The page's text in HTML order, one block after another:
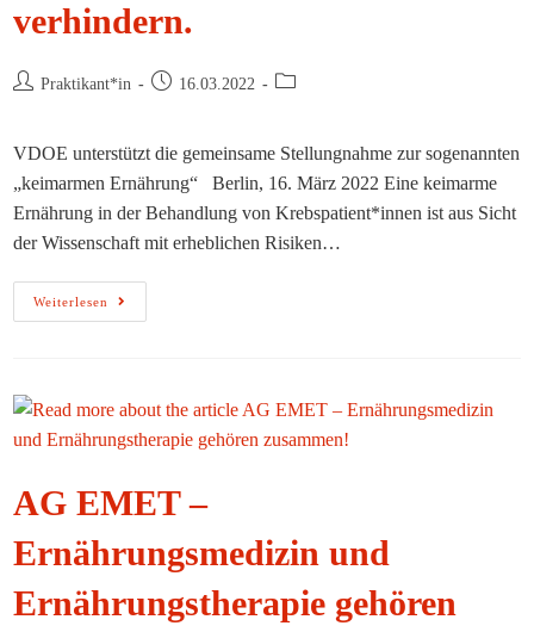
verhindern.
Beitrags-Praktikant*in
Beitrag16.03.2022
Beitrags-
VDOE unterstützt die gemeinsame Stellungnahme zur sogenannten
„keimarmen Ernährung“ Berlin, 16. März 2022 Eine keimarme
Ernährung in der Behandlung von Krebspatient*innen ist aus Sicht
der Wissenschaft mit erheblichen Risiken…
Weiterlesen
Krebstherapie:
Nur
Zu
Verhindern.
AG EMET –
Ernährungsmedizin und
Ernährungstherapie gehören